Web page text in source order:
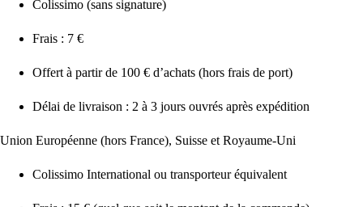
Colissimo (sans signature)
Frais : 7 €
Offert à partir de 100 € d’achats (hors frais de port)
Délai de livraison : 2 à 3 jours ouvrés après expédition
Union Européenne (hors France), Suisse et Royaume-Uni
Colissimo International ou transporteur équivalent